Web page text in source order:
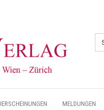
for:
MELDUNGEN